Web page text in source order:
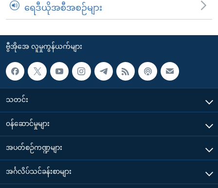
ရေဒီယိုအစီအစဉ်များ
ဗွီအိုအေ လူမှုကွန်ယက်များ
သတင်း
၀န်ဆောင်မှုများ
အပတ်စဉ်ကဏ္ဍများ
အင်္ဂလိပ်သင်ခန်းစာများ